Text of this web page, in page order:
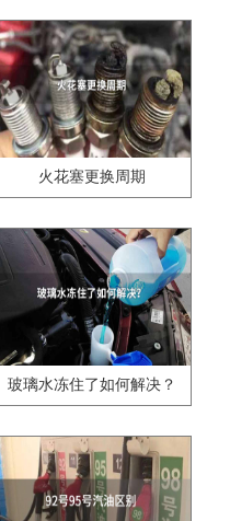
火花塞更换周期
玻璃水冻住了如何解决？